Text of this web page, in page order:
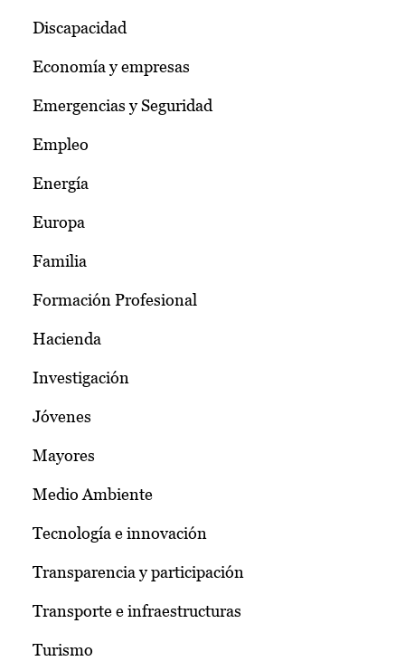
Discapacidad
Economía y empresas
Emergencias y Seguridad
Empleo
Energía
Europa
Familia
Formación Profesional
Hacienda
Investigación
Jóvenes
Mayores
Medio Ambiente
Tecnología e innovación
Transparencia y participación
Transporte e infraestructuras
Turismo